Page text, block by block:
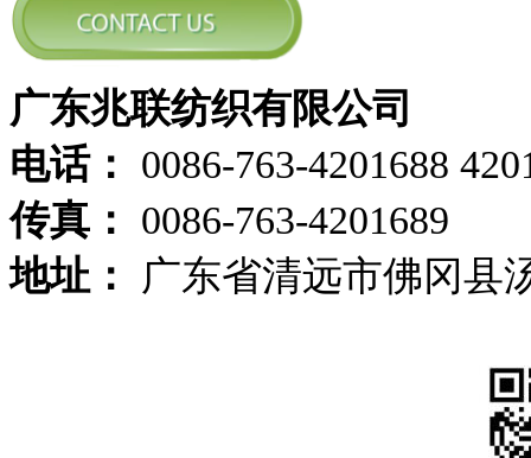
广东兆联纺织有限公司
电话：
0086-763-4201688
传真：
0086-763-4201689
地址：
广东省清远市佛冈县